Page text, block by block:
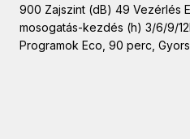
900 Zajszint (dB) 49 Vezérlés
mosogatás-kezdés (h) 3/6/9/
Programok Eco, 90 perc,